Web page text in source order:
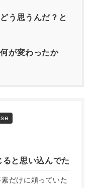
う思うんだ？と
が変わったか
と思い込んでた
だけに頼っていた